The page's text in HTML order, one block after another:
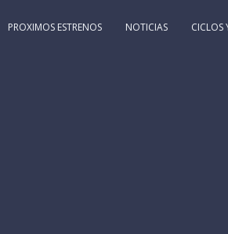
PROXIMOS ESTRENOS NOTICIAS CICLOS